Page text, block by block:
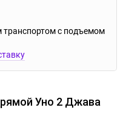
транспортом с подъемом
Уно 2 Джава